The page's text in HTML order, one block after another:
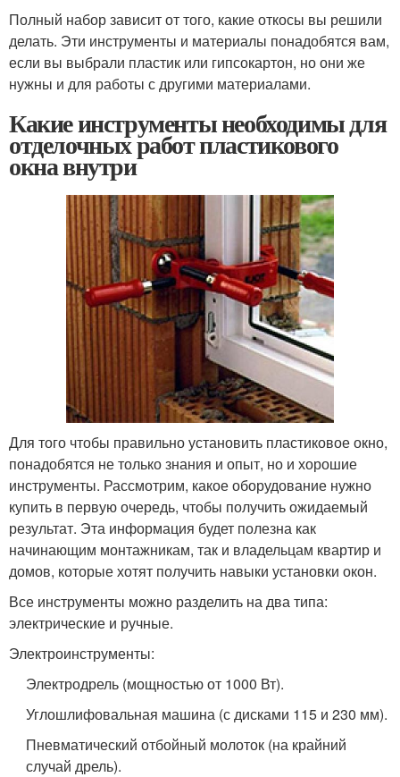
Полный набор зависит от того, какие откосы вы решили
делать. Эти инструменты и материалы понадобятся вам,
если вы выбрали пластик или гипсокартон, но они же
нужны и для работы с другими материалами.
Какие инструменты необходимы для
отделочных работ пластикового
окна внутри
Для того чтобы правильно установить пластиковое окно,
понадобятся не только знания и опыт, но и хорошие
инструменты. Рассмотрим, какое оборудование нужно
купить в первую очередь, чтобы получить ожидаемый
результат. Эта информация будет полезна как
начинающим монтажникам, так и владельцам квартир и
домов, которые хотят получить навыки установки окон.
Все инструменты можно разделить на два типа:
электрические и ручные.
Электроинструменты:
Электродрель (мощностью от 1000 Вт).
Углошлифовальная машина (с дисками 115 и 230 мм).
Пневматический отбойный молоток (на крайний
случай дрель).